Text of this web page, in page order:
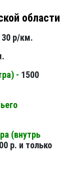
области
30 р/км.
- 1500
(внутрь
р. и только